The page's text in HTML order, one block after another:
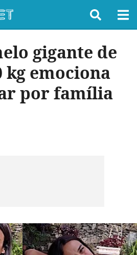
gigante de
kg emociona
por família